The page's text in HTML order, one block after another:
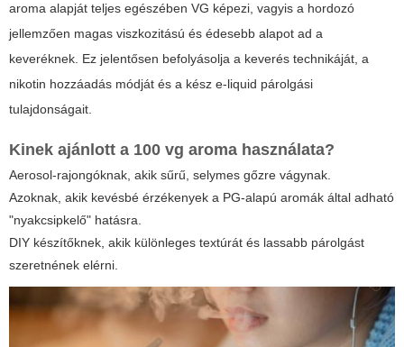
aroma alapját teljes egészében VG képezi, vagyis a hordozó
jellemzően magas viszkozitású és édesebb alapot ad a
keveréknek. Ez jelentősen befolyásolja a keverés technikáját, a
nikotin hozzáadás módját és a kész e-liquid párolgási
tulajdonságait.
Kinek ajánlott a 100 vg aroma használata?
Aerosol-rajongóknak, akik sűrű, selymes gőzre vágynak.
Azoknak, akik kevésbé érzékenyek a PG-alapú aromák által adható
"nyakcsipkelő" hatásra.
DIY készítőknek, akik különleges textúrát és lassabb párolgást
szeretnének elérni.